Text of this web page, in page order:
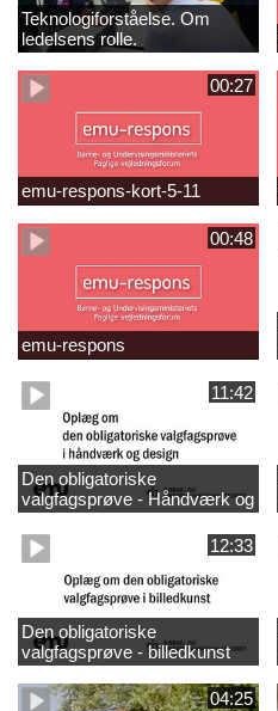
Teknologiforståelse. Om
ledelsens rolle.
Sofiendalskolen
00:27
emu-respons-kort-5-11
00:48
emu-respons
11:42
Den obligatoriske
valgfagsprøve - Håndværk og
design
12:33
Den obligatoriske
valgfagsprøve - billedkunst
større LK
04:25